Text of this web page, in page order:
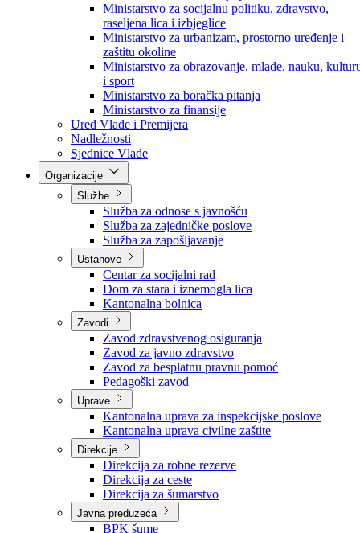
Ministarstvo za privredu
Ministarstvo za pravosuđe, upravu i radne odnose
Ministarstvo za unutrašnje poslove
Ministarstvo za socijalnu politiku, zdravstvo,
raseljena lica i izbjeglice
Ministarstvo za urbanizam, prostorno uređenje i
zaštitu okoline
Ministarstvo za obrazovanje, mlade, nauku,
i sport
Ministarstvo za boračka pitanja
Ministarstvo za finansije
Ured Vlade i Premijera
Nadležnosti
Sjednice Vlade
Službe
Služba za odnose s javnošću
Služba za zajedničke poslove
Služba za zapošljavanje
Ustanove
Centar za socijalni rad
Dom za stara i iznemogla lica
Kantonalna bolnica
Zavodi
Zavod zdravstvenog osiguranja
Zavod za javno zdravstvo
Zavod za besplatnu pravnu pomoć
Pedagoški zavod
Uprave
Kantonalna uprava za inspekcijske poslove
Kantonalna uprava civilne zaštite
Direkcije
Direkcija za robne rezerve
Direkcija za ceste